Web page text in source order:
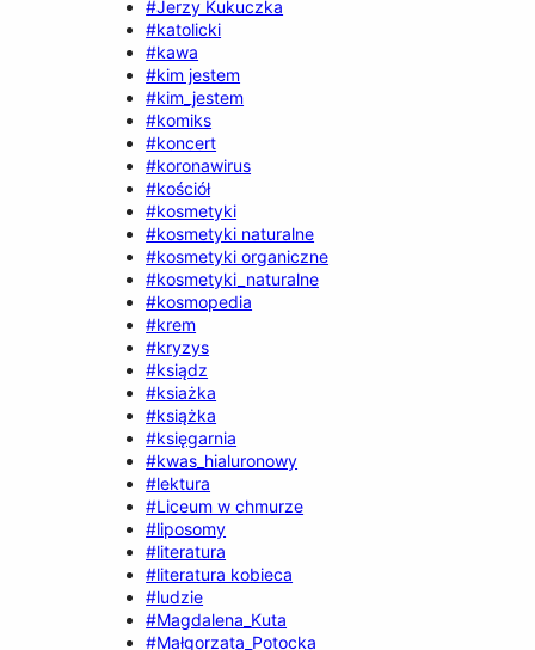
#Jerzy Kukuczka
#katolicki
#kawa
#kim jestem
#kim_jestem
#komiks
#koncert
#koronawirus
#kościół
#kosmetyki
#kosmetyki naturalne
#kosmetyki organiczne
#kosmetyki_naturalne
#kosmopedia
#krem
#kryzys
#ksiądz
#ksiażka
#książka
#księgarnia
#kwas_hialuronowy
#lektura
#Liceum w chmurze
#liposomy
#literatura
#literatura kobieca
#ludzie
#Magdalena_Kuta
#Małgorzata_Potocka